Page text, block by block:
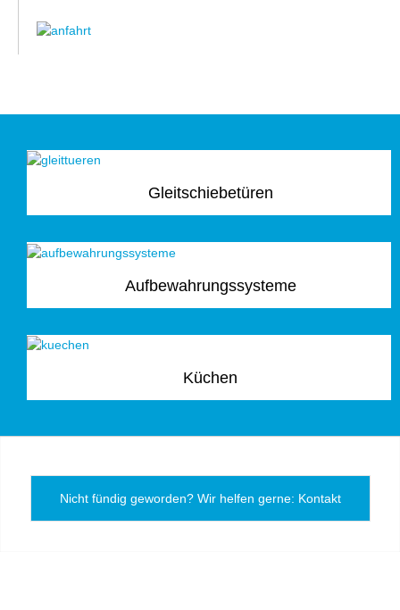
Gleitschiebetüren
Aufbewahrungssysteme
Küchen
Nicht fündig geworden? Wir helfen gerne: Kontakt